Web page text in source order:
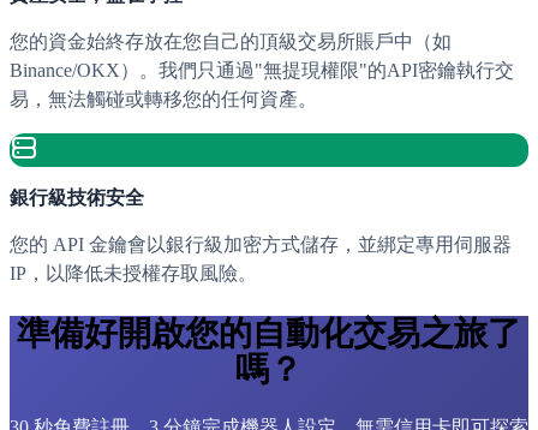
您的資金始終存放在您自己的頂級交易所賬戶中（如
Binance/OKX）。我們只通過"無提現權限"的API密鑰執行交
易，無法觸碰或轉移您的任何資產。
銀行級技術安全
您的 API 金鑰會以銀行級加密方式儲存，並綁定專用伺服器
IP，以降低未授權存取風險。
準備好開啟您的自動化交易之旅了
嗎？